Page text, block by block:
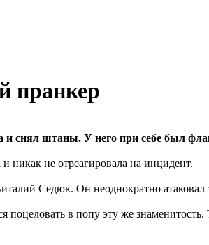
пранкер
снял штаны. У него при себе был
никак не отреагировала на инцидент.
Седюк. Он неоднократно
в попу эту же